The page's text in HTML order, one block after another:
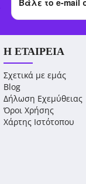
Η ΕΤΑΙΡΕΊΑ
Σχετικά με εμάς
Blog
Δήλωση Εχεμύθειας
Όροι Χρήσης
Χάρτης Ιστότοπου